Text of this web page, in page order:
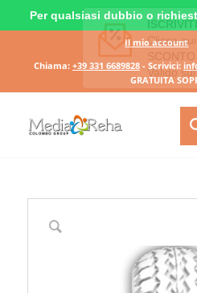
Il mio account
Chiama: +39 331 6689828- Scrivici:
GRATUITA
Per qualsiasi dubbio o